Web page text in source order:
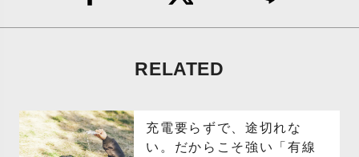
RELATED
充電要らずで、途切れな
い。だからこそ強い「有線